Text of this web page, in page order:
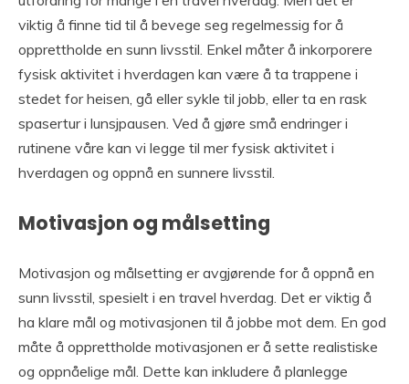
viktig å finne tid til å bevege seg regelmessig for å
opprettholde en sunn livsstil. Enkel måter å inkorporere
fysisk aktivitet i hverdagen kan være å ta trappene i
stedet for heisen, gå eller sykle til jobb, eller ta en rask
spasertur i lunsjpausen. Ved å gjøre små endringer i
rutinene våre kan vi legge til mer fysisk aktivitet i
hverdagen og oppnå en sunnere livsstil.
Motivasjon og målsetting
Motivasjon og målsetting er avgjørende for å oppnå en
sunn livsstil, spesielt i en travel hverdag. Det er viktig å
ha klare mål og motivasjonen til å jobbe mot dem. En god
måte å opprettholde motivasjonen er å sette realistiske
og oppnåelige mål. Dette kan inkludere å planlegge